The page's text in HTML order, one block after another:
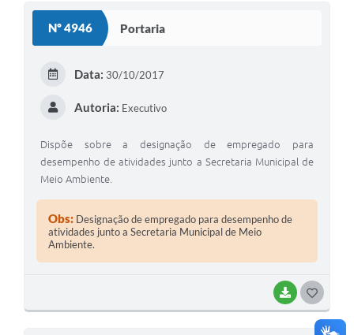
Nº 4946 Portaria
BAIXAR
Data: 30/10/2017
Autoria: Executivo
Dispõe sobre a designação de empregado para
desempenho de atividades junto a Secretaria Municipal de
Meio Ambiente.
Obs: Designação de empregado para desempenho de
atividades junto a Secretaria Municipal de Meio
Ambiente.